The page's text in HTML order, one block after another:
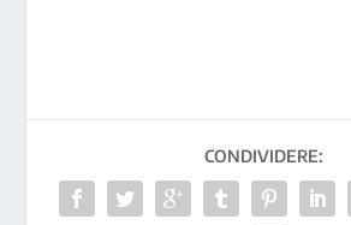
CONDIVIDERE: